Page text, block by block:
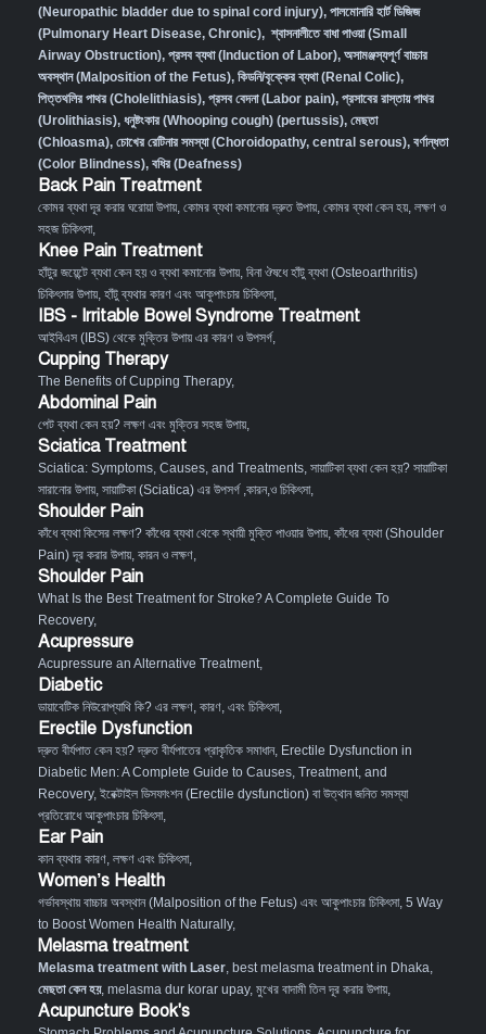
(Neuropathic bladder due to spinal cord injury), পালমোনারি হার্ট ডিজিজ
(Pulmonary Heart Disease, Chronic),শ্বাসনালীতে বাধা পাওয়া (Small
Airway Obstruction), প্রসব ব্যথা (Induction of Labor), অসামঞ্জস্যপূর্ণ বাচ্চার
অবস্থান (Malposition of the Fetus), কিডনি/বৃক্কের ব্যথা (Renal Colic),
পিত্তথলির পাথর (Cholelithiasis), প্রসব বেদনা (Labor pain), প্রসাবের রাস্তায় পাথর
(Urolithiasis), ধনুষ্টংকার (Whooping cough) (pertussis), মেছতা
(Chloasma), চোখের রেটিনার সমস্যা (Choroidopathy, central serous), বর্ণান্ধতা
(Color Blindness), বধির (Deafness)
Back Pain Treatment
কোমর ব্যথা দূর করার ঘরোয়া উপায়, কোমর ব্যথা কমানোর দ্রুত উপায়, কোমর ব্যথা কেন হয়, লক্ষণ ও
সহজ চিকিৎসা,
Knee Pain Treatment
হাঁটুর জয়েন্টে ব্যথা কেন হয় ও ব্যথা কমানোর উপায়, বিনা ঔষধে হাঁটু ব্যথা (Osteoarthritis)
চিকিৎসার উপায়, হাঁটু ব্যথার কারণ এবং আকুপাংচার চিকিৎসা,
IBS - Irritable Bowel Syndrome Treatment
আইবিএস (IBS) থেকে মুক্তির উপায় এর কারণ ও উপসর্গ,
Cupping Therapy
The Benefits of Cupping Therapy,
Abdominal Pain
পেট ব্যথা কেন হয়? লক্ষণ এবং মুক্তির সহজ উপায়,
Sciatica Treatment
Sciatica: Symptoms, Causes, and Treatments, সায়াটিকা ব্যথা কেন হয়? সায়াটিকা
সারানোর উপায়, সায়াটিকা (Sciatica) এর উপসর্গ ,কারন,ও চিকিৎসা,
Shoulder Pain
কাঁধে ব্যথা কিসের লক্ষণ? কাঁধের ব্যথা থেকে স্থায়ী মুক্তি পাওয়ার উপায়, কাঁধের ব্যথা (Shoulder
Pain) দূর করার উপায়, কারন ও লক্ষণ,
Shoulder Pain
What Is the Best Treatment for Stroke? A Complete Guide To
Recovery,
Acupressure
Acupressure an Alternative Treatment,
Diabetic
ডায়াবেটিক নিউরোপ্যাথি কি? এর লক্ষণ, কারণ, এবং চিকিৎসা,
Erectile Dysfunction
দ্রুত বীর্যপাত কেন হয়? দ্রুত বীর্যপাতের প্রাকৃতিক সমাধান, Erectile Dysfunction in
Diabetic Men: A Complete Guide to Causes, Treatment, and
Recovery, ইরেক্টাইল ডিসফাংশন (Erectile dysfunction) বা উত্থান জনিত সমস্যা
প্রতিরোধে আকুপাংচার চিকিৎসা,
Ear Pain
কান ব্যথার কারণ, লক্ষণ এবং চিকিৎসা,
Women’s Health
গর্ভাবস্থায় বাচ্চার অবস্থান (Malposition of the Fetus) এবং আকুপাংচার চিকিৎসা, 5 Way
to Boost Women Health Naturally,
Melasma treatment
Melasma treatment with Laser, best melasma treatment in Dhaka,
মেছতা কেন হয়, melasma dur korar upay, মুখের বাদামী তিল দূর করার উপায়,
Acupuncture Book's